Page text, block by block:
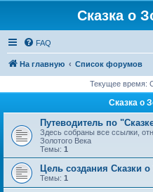
Сказка о
FAQ
На главную Список форумов
Текущее время:
Сказка о
Путеводитель по
Здесь собраны все ссылки,
Золотого Века
Темы: 1
Цель создания Сказки
Темы: 1